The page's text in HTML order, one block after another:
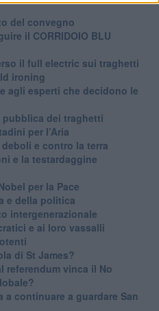
del convegno
il CORRIDOIO BLU
il full electric sui traghetti
ironing
agli esperti che decidono le
dei traghetti​
per l’Aria
e contro la terra
e la testardaggine
per la Pace
e della politica
intergenerazionale
e ai loro vassalli
di St James?
referendum vinca il No
continuare a guardare San